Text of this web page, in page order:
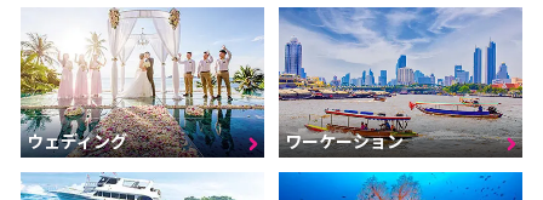
ウェディング ワーケーション